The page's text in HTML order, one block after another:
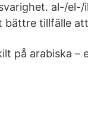
al-/
tillfälle
på arabiska –